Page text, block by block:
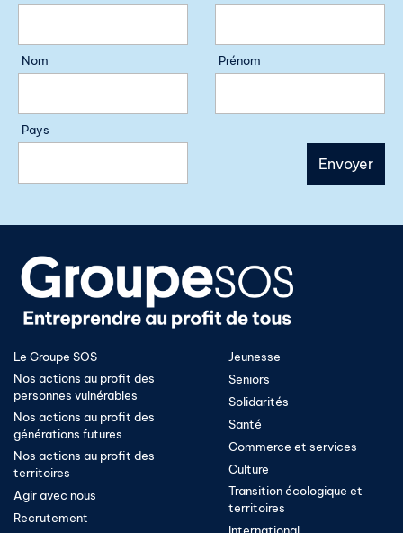
Nom Prénom
Pays
Le Groupe SOS
Nos actions au profit des
personnes vulnérables
Nos actions au profit des
générations futures
Nos actions au profit des
territoires
Agir avec nous
Recrutement
Jeunesse
Seniors
Solidarités
Santé
Commerce et services
Culture
Transition écologique et
territoires​